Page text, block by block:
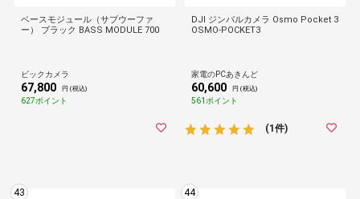
ベースモジュール（サブウーファ
ー） ブラック BASS MODULE 700
ビックカメラ
67,800 円 (税込)
627ポイント
DJI ジンバルカメラ Osmo Pocket 3
OSMO-POCKET3
家電のPCあきんど
60,600 円 (税込)
561ポイント
(1件)
43 44